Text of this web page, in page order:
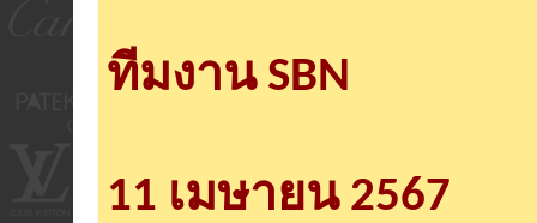
ทีมงาน SBN
11 เมษายน 2567